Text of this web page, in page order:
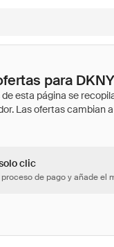
para DKNY
clic
de pago y añade el